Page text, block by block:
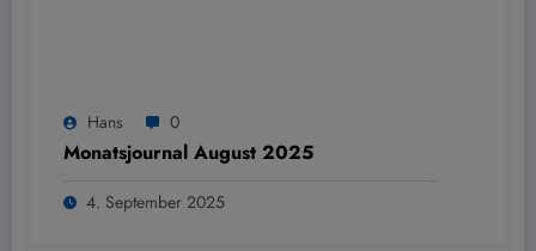
Hans 0
Monatsjournal August 2025
4. September 2025